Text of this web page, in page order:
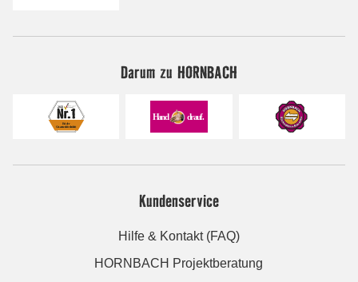
Darum zu HORNBACH
Kundenservice
Hilfe & Kontakt (FAQ)
HORNBACH Projektberatung